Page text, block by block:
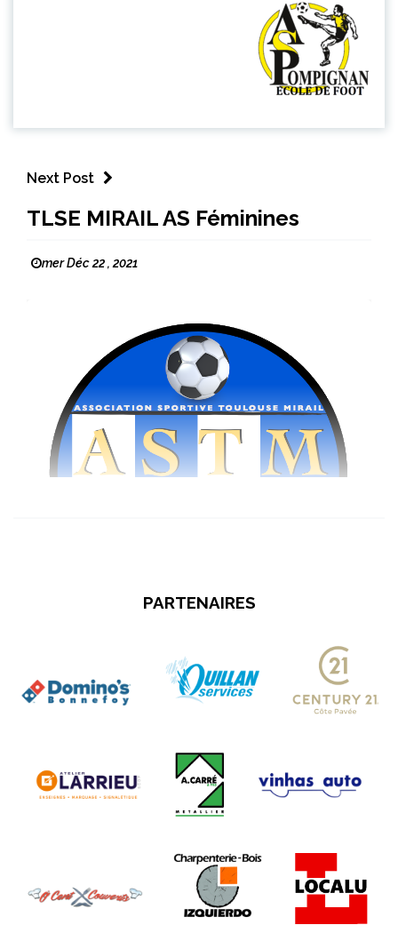
Next Post
TLSE MIRAIL AS Féminines
mer Déc 22 , 2021
PARTENAIRES